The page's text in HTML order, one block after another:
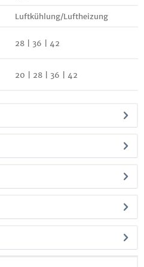
Luftkühlung/Luftheizung
28 | 36 | 42
20 | 28 | 36 | 42